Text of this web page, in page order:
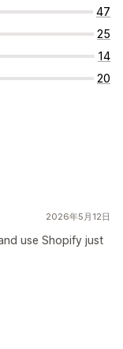
47
25
14
20
2026年5月12日
use Shopify just